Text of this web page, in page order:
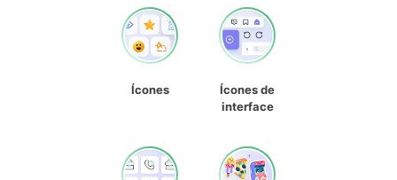
Ícones
Ícones de
interface